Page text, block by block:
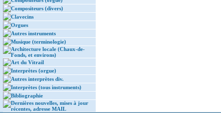
Compositeurs (divers)
Clavecins
Orgues
Autres instruments
Musique (terminologie)
Architecture locale (Chaux-de-
Fonds, et environs)
Art du Vitrail
Interprètes (orgue)
Autres interprètes div.
Interprètes (tous instruments)
Bibliographie
Dernières nouvelles, mises à jour
récentes, adresse MAIL